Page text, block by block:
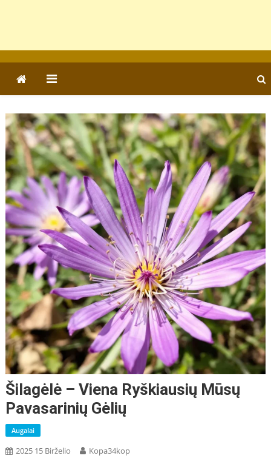
Šilagėlė – Viena Ryškiausių Mūsų
Pavasarinių Gėlių
Augalai
2025 15 Birželio Kopa34kop